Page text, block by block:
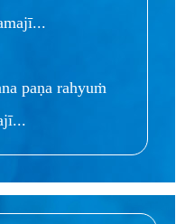
paṇa rahyuṁ